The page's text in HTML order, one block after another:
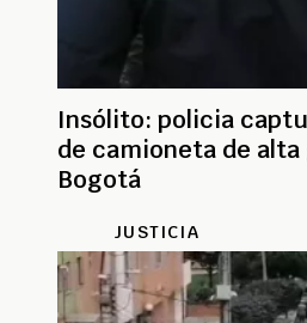
Insólito: policia
de camioneta de alta
Bogotá
JUSTICIA